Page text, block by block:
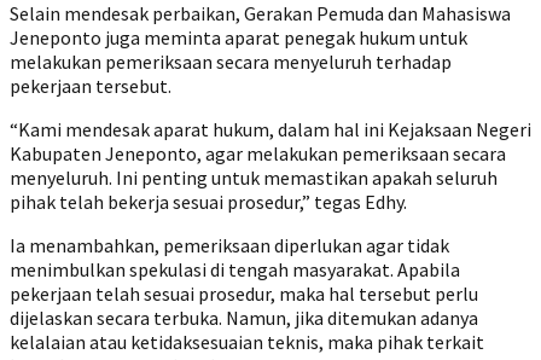
Selain mendesak perbaikan, Gerakan Pemuda dan Mahasiswa
Jeneponto juga meminta aparat penegak hukum untuk
melakukan pemeriksaan secara menyeluruh terhadap
pekerjaan tersebut.
“Kami mendesak aparat hukum, dalam hal ini Kejaksaan Negeri
Kabupaten Jeneponto, agar melakukan pemeriksaan secara
menyeluruh. Ini penting untuk memastikan apakah seluruh
pihak telah bekerja sesuai prosedur,” tegas Edhy.
Ia menambahkan, pemeriksaan diperlukan agar tidak
menimbulkan spekulasi di tengah masyarakat. Apabila
pekerjaan telah sesuai prosedur, maka hal tersebut perlu
dijelaskan secara terbuka. Namun, jika ditemukan adanya
kelalaian atau ketidaksesuaian teknis, maka pihak terkait